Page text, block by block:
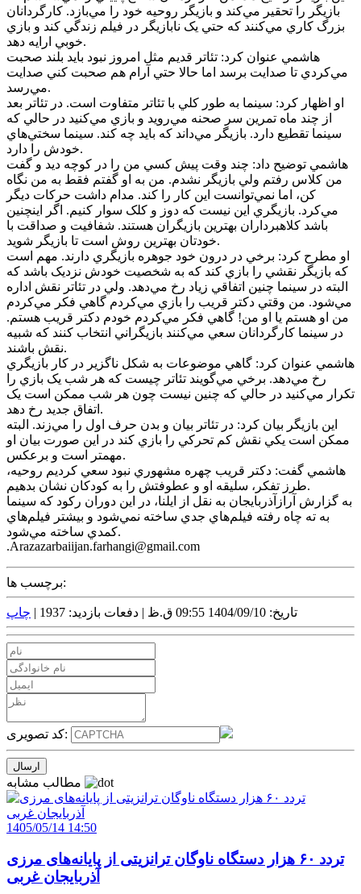
بازيگر را تحقير مي‌کند و بازيگر روحيه خود را مي‌بازد. کارگردانان
بزرگ کاري مي‌کنند که حتي يک نابازيگر در فيلم زندگي کند و بازي
خوبي ارايه دهد.
هاشمي عنوان کرد: تئاتر قديم مثل امروز نبود بايد بلند صحبت
مي‌کردي تا صدايت برسد اما حالا حتي آرام هم صحبت کني صدايت
مي‌رسد.
او اظهار کرد: سينما به طور کلي با تئاتر متفاوت است. در تئاتر بعد
از چند ماه تمرين سر صحنه مي‌رويد و بازي مي‌کنيد در حالي که
سينما تقطيع دارد. بازيگر مي‌داند که بايد چه کند. سينما سختي‌هاي
خودش را دارد.
هاشمي توضيح داد: چند وقت پيش کسي من را در کوچه ديد و گفت
من کلاس رفتم ولي بازيگر نشدم. من به او گفتم فقط به من نگاه
کن، اما نمي‌توانست اين کار را کند. مدام داشت حرکات ديگر
مي‌کرد. بازيگري اين نيست که دوز و کلک سوار کنيم. اگر اينچنين
باشد کلاهبرداران بهترين بازيگران هستند. شفافيت و صداقت با
خودتان بهترين روش است تا بازيگر شويد.
او مطرح کرد: برخي در درون خود جوهره بازيگري دارند. مهم است
که بازيگر نقشي را بازي کند که به شخصيت خودش نزديک باشد که
البته در سينما چنين اتفاقي زياد رخ مي‌دهد. ولي در تئاتر نقش اداره
مي‌شود. من وقتي دکتر قريب را بازي مي‌کردم گاهي فکر مي‌کردم
من او هستم يا او من‌! گاهي فکر مي‌کردم خودم دکتر قريب هستم.
در سينما کارگردانان سعي مي‌کنند بازيگراني انتخاب کنند که شبيه
نقش باشند.
هاشمي عنوان کرد: گاهي موضوعات به شکل ناگزير در کار بازيگري
رخ مي‌دهد. برخي مي‌گويند تئاتر چيست که هر شب يک بازي را
تکرار مي‌کنيد در حالي که چنين نيست چون هر شب ممکن است يک
اتفاق جديد رخ دهد.
اين بازيگر بيان کرد: در تئاتر بيان و بدن حرف اول را مي‌زند. البته
ممکن است يکي نقش کم تحرکي را بازي کند در اين صورت بيان او
مهمتر است و برعکس.
هاشمي گفت: دکتر قريب چهره مشهوري نبود سعي کرديم روحيه،
طرز تفکر، سليقه او و عطوفتش را به کودکان نشان بدهيم.
به گزارش آرازآذربايجان به نقل از ايلنا، در اين دوران رکود که سينما
به ته چاه رفته فيلم‌هاي جدي ساخته نمي‌شود و بيشتر فيلم‌هاي
کمدي ساخته مي‌شود.
.Arazazarbaiijan.farhangi@gmail.com
برچسب ها:
تاریخ: 1404/09/10 09:55 ق.ظ | دفعات بازدید: 1937 | چاپ
کد تصویری:
1405/05/14 14:50
تردد ۶۰ هزار دستگاه ناوگان ترانزیتی از پایانه‌های مرزی
آذربایجان ‌غربی